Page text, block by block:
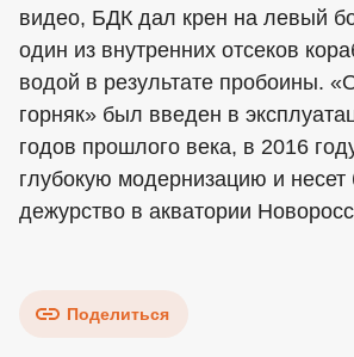
видео, БДК дал крен на левый
один из внутренних отсеков
водой в результате пробоины.
горняк» был введен в
годов прошлого века, в 2016
глубокую модернизацию и несет
дежурство в акватории
Поделиться